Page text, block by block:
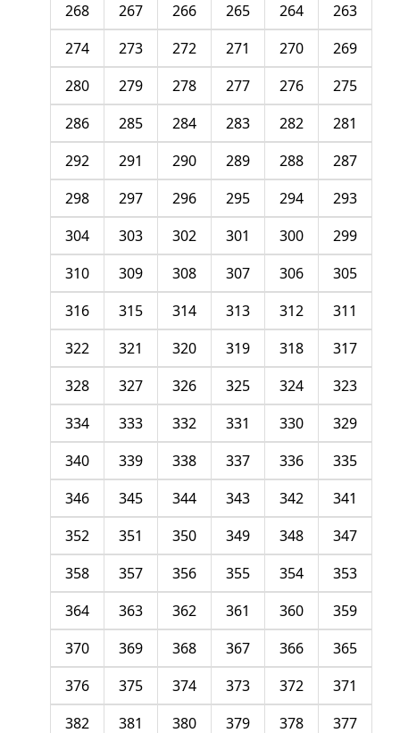
263
264
265
266
267
268
269
270
271
272
273
274
275
276
277
278
279
280
281
282
283
284
285
286
287
288
289
290
291
292
293
294
295
296
297
298
299
300
301
302
303
304
305
306
307
308
309
310
311
312
313
314
315
316
317
318
319
320
321
322
323
324
325
326
327
328
329
330
331
332
333
334
335
336
337
338
339
340
341
342
343
344
345
346
347
348
349
350
351
352
353
354
355
356
357
358
359
360
361
362
363
364
365
366
367
368
369
370
371
372
373
374
375
376
377
378
379
380
381
382